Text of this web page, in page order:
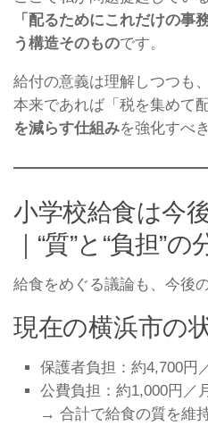
「配るためにこれだけの事
う構造そのものです。
給付の意義は理解しつつも、
本来であれば「税を集めて
を減らす仕組みを強化すべ
小学校給食は今
｜“質”と“負担”
給食をめぐる議論も、今後
現在の横浜市の
保護者負担：約4,700円
公費負担：約1,000円／月
→ 合計で給食の質を維